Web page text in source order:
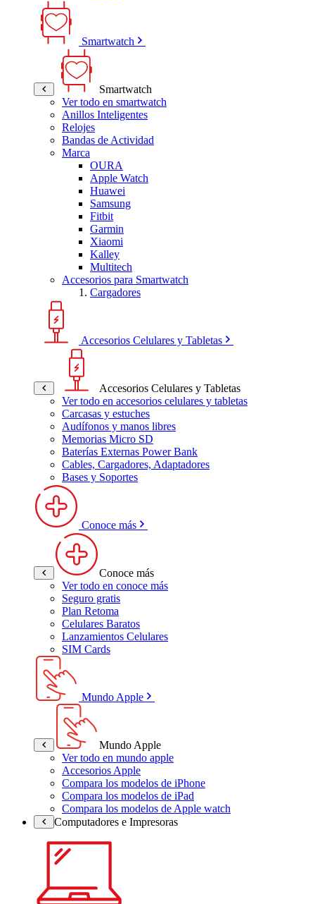
Smartwatch
Smartwatch
Ver todo en smartwatch
Anillos Inteligentes
Relojes
Bandas de Actividad
Marca
OURA
Apple Watch
Huawei
Samsung
Fitbit
Garmin
Xiaomi
Kalley
Multitech
Accesorios para Smartwatch
Cargadores
Accesorios Celulares y Tabletas
Accesorios Celulares y Tabletas
Ver todo en accesorios celulares y tabletas
Carcasas y estuches
Audífonos y manos libres
Memorias Micro SD
Baterías Externas Power Bank
Cables, Cargadores, Adaptadores
Bases y Soportes
Conoce más
Conoce más
Ver todo en conoce más
Seguro gratis
Plan Retoma
Celulares Baratos
Lanzamientos Celulares
SIM Cards
Mundo Apple
Mundo Apple
Ver todo en mundo apple
Accesorios Apple
Compara los modelos de iPhone
Compara los modelos de iPad
Compara los modelos de Apple watch
Computadores e Impresoras